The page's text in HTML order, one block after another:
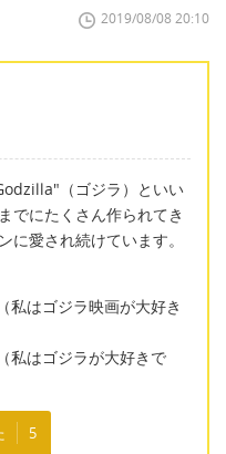
2019/08/08 20:10
（ゴジラ）といい
でにたくさん作られてき
に愛され続けています。
はゴジラ映画が大好き
はゴジラが大好きで
5